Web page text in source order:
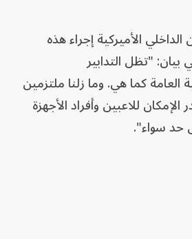
الأميركية إجراء هذه
"تظل التدابير
العامة كما هي. وما زلنا ملتزمين
الإمكان للاعبين وأفراد الأجهزة
حد سواء".